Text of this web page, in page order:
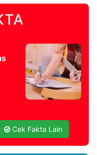
Cek Fakta Lain